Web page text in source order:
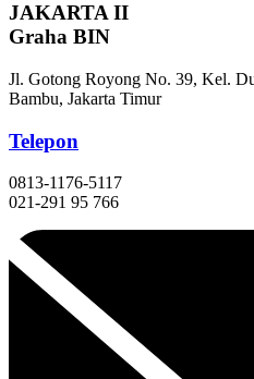
JAKARTA II
Graha BIN
Jl. Gotong Royong No. 39, Kel.
Bambu, Jakarta Timur
Telepon
0813-1176-5117
021-291 95 766